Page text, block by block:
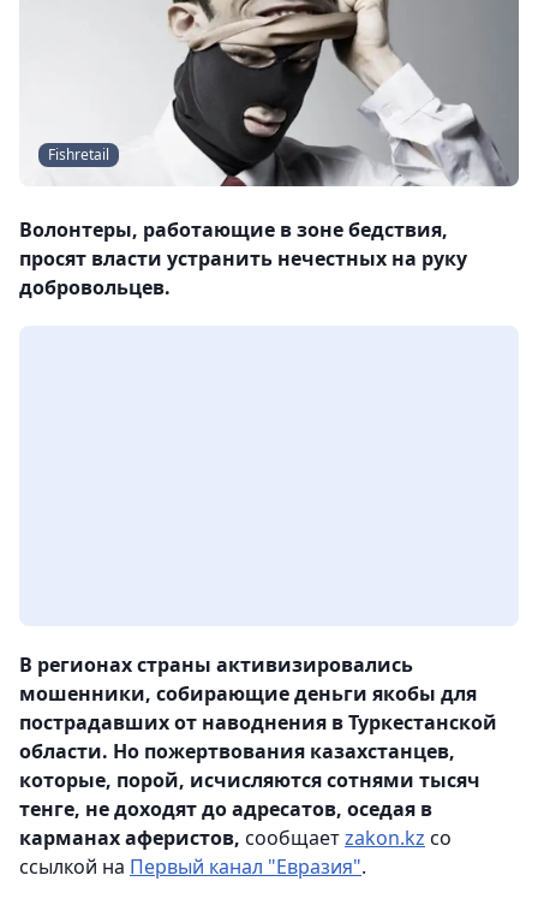
Fishretail
Волонтеры, работающие в зоне бедствия,
просят власти устранить нечестных на руку
добровольцев.
В регионах страны активизировались
мошенники, собирающие деньги якобы для
пострадавших от наводнения в Туркестанской
области. Но пожертвования казахстанцев,
которые, порой, исчисляются сотнями тысяч
тенге, не доходят до адресатов, оседая в
карманах аферистов, сообщаетzakon.kz со
ссылкой на Первый канал "Евразия".